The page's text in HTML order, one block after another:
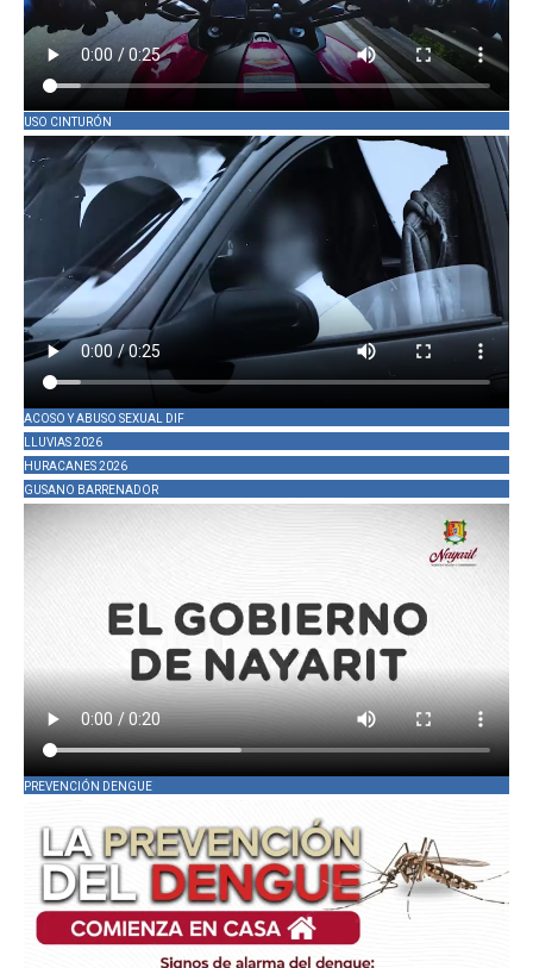
USO CINTURÓN
ACOSO Y ABUSO SEXUAL DIF
LLUVIAS 2026
HURACANES 2026
GUSANO BARRENADOR
PREVENCIÓN DENGUE